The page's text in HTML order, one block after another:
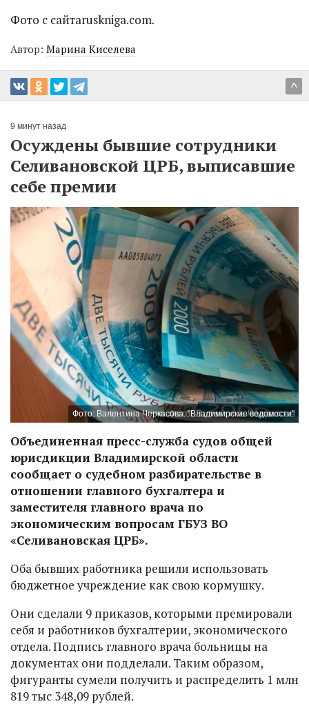
Фото с сайтаruskniga.com.
Автор: Марина Киселева
^
9 минут назад
Осуждены бывшие сотрудники
Селивановской ЦРБ, выписавшие
себе премии
Фото: Валентина Черкасова. "Владимирские ведомости"
Объединенная пресс-служба судов общей
юрисдикции Владимирской области
сообщает о судебном разбирательстве в
отношении главного бухгалтера и
заместителя главного врача по
экономическим вопросам ГБУЗ ВО
«Селивановская ЦРБ».
Оба бывших работника решили использовать
бюджетное учреждение как свою кормушку.
Они сделали 9 приказов, которыми премировали
себя и работников бухгалтерии, экономического
отдела. Подпись главного врача больницы на
документах они подделали. Таким образом,
фигуранты сумели получить и распределить 1 млн
819 тыс 348,09 рублей.